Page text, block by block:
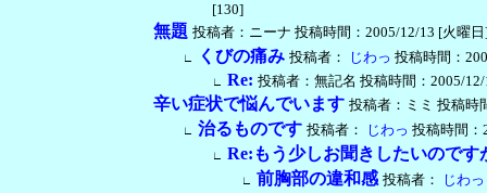
[130]
無題 投稿者：ニーナ 投稿時間：2005/12/13 [火曜
∟ くびの痛み 投稿者： じわっ 投稿時間：
∟ Re: 投稿者：無記名 投稿時間：2005/
辛い症状で悩んでいます 投稿者：ミミ 投稿時
∟ 治るものです 投稿者： じわっ 投稿時間：
∟ Re:もう少しお聞きしたいのです
∟ 前胸部の違和感 投稿者： じわっ